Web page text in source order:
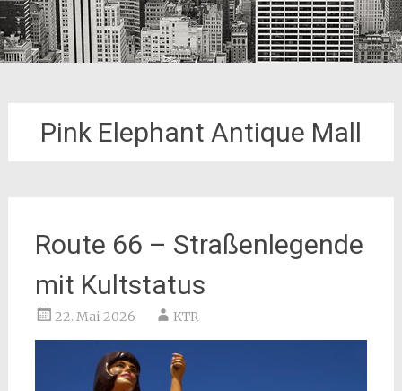
Pink Elephant Antique Mall
Route 66 – Straßenlegende
mit Kultstatus
22. Mai 2026 KTR